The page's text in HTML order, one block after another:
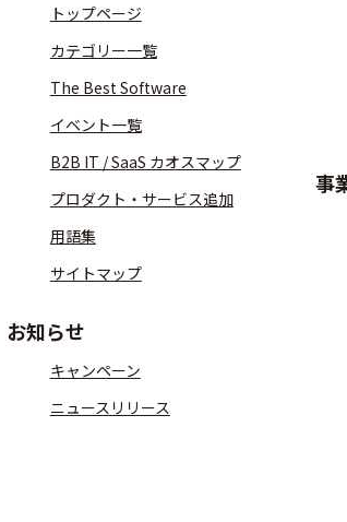
トップページ
カテゴリー一覧
The Best Software
イベント一覧
B2B IT / SaaS カオスマップ
プロダクト・サービス追加
用語集
サイトマップ
お知らせ
キャンペーン
ニュースリリース
事